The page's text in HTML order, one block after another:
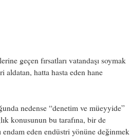
geçen fırsatları vatandaşı soymak
aldatan, hatta hasta eden hane
nedense “denetim ve müeyyide”
konusunun bu tarafına, bir de
eden endüstri yönüne değinmek